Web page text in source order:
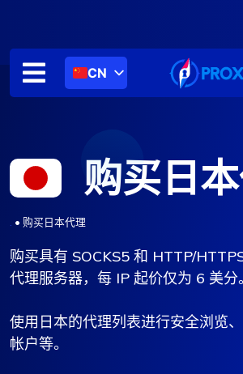
内
CN
购买日
• 购买日本代理
购买具有 SOCKS5 和 HTTP/
代理服务器，每 IP 起价仅为 6 美分。
使用日本的代理列表进行安全浏览
帐户等。